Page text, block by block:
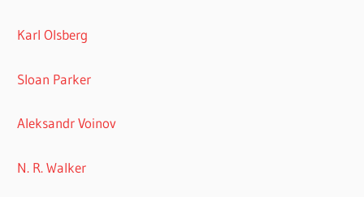
Karl Olsberg
Sloan Parker
Aleksandr Voinov
N. R. Walker